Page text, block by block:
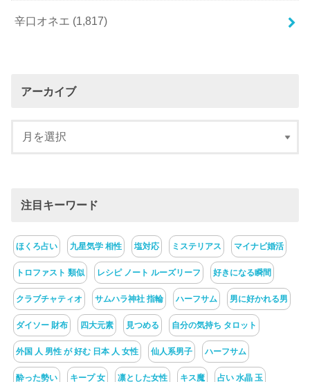
辛口オネエ (1,817)
アーカイブ
注目キーワード
ほくろ占い 九星気学 相性 塩対応 ミステリアス マイナビ婚活
トロファスト 類似 レシピ ノート ルーズリーフ 好きになる瞬間
クラブチャティオ サムハラ神社 指輪 ハーフサム 男に好かれる男
ダイソー 財布 四大元素 見つめる 自分の気持ち タロット
外国 人 男性 が 好む 日本 人 女性 仙人系男子 ハーフサム
酔った勢い キープ 女 凛とした女性 キス魔 占い 水晶 玉